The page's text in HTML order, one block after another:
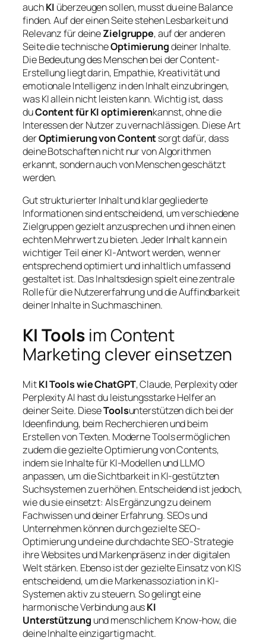
auchKI überzeugen sollen, musst du eine Balance
finden. Auf der einen Seite stehen Lesbarkeit und
Relevanz für deineZielgruppe, auf der anderen
Seite die technischeOptimierungdeiner Inhalte.
Die Bedeutung des Menschen bei der Content-
Erstellung liegt darin, Empathie, Kreativität und
emotionale Intelligenz in den Inhalt einzubringen,
was KI allein nicht leisten kann. Wichtig ist, dass
duContent für KI optimierenkannst, ohne die
Interessen der Nutzer zu vernachlässigen. Diese Art
derOptimierung von Contentsorgt dafür, dass
deine Botschaften nicht nur von Algorithmen
erkannt, sondern auch von Menschen geschätzt
werden.
Gut strukturierter Inhalt und klar gegliederte
Informationen sind entscheidend, um verschiedene
Zielgruppen gezielt anzusprechen und ihnen einen
echten Mehrwert zu bieten. Jeder Inhalt kann ein
wichtiger Teil einer KI-Antwort werden, wenn er
entsprechend optimiert und inhaltlich umfassend
gestaltet ist. Das Inhaltsdesign spielt eine zentrale
Rolle für die Nutzererfahrung und die Auffindbarkeit
deiner Inhalte in Suchmaschinen.
KI Tools im Content
Marketing clever einsetzen
MitKI Tools wie ChatGPT, Claude, Perplexity oder
Perplexity AI hast du leistungsstarke Helfer an
deiner Seite. DieseToolsunterstützen dich bei der
Ideenfindung, beim Recherchieren und beim
Erstellen von Texten. Moderne Tools ermöglichen
zudem die gezielte Optimierung von Contents,
indem sie Inhalte für KI-Modellen und LLMO
anpassen, um die Sichtbarkeit in KI-gestützten
Suchsystemen zu erhöhen. Entscheidend ist jedoch,
wie du sie einsetzt: Als Ergänzung zu deinem
Fachwissen und deiner Erfahrung. SEOs und
Unternehmen können durch gezielte SEO-
Optimierung und eine durchdachte SEO-Strategie
ihre Websites und Markenpräsenz in der digitalen
Welt stärken. Ebenso ist der gezielte Einsatz von KIS
entscheidend, um die Markenassoziation in KI-
Systemen aktiv zu steuern. So gelingt eine
harmonische Verbindung ausKI
Unterstützung und menschlichem Know-how, die
deine Inhalte einzigartig macht.